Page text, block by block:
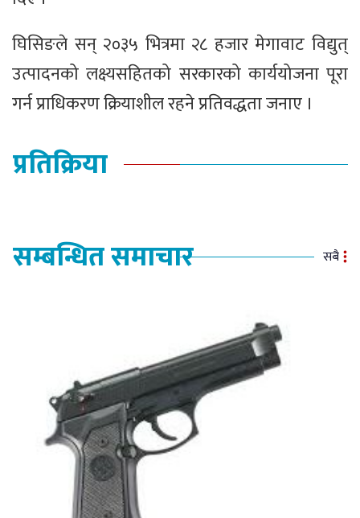
घिसिङले सन् २०३५ भित्रमा २८ हजार मेगावाट विद्युत्
उत्पादनको लक्ष्यसहितको सरकारको कार्ययोजना पूरा
गर्न प्राधिकरण क्रियाशील रहने प्रतिवद्धता जनाए ।
प्रतिक्रिया
सम्बन्धित समाचार सबै